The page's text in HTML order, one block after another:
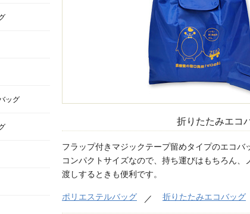
折りたたみエコ
フラップ付きマジックテープ留めタイプのエコバ
コンパクトサイズなので、持ち運びはもちろん、
渡しするときも便利です。
ポリエステルバッグ 折りたたみエコバッグ
ッグ